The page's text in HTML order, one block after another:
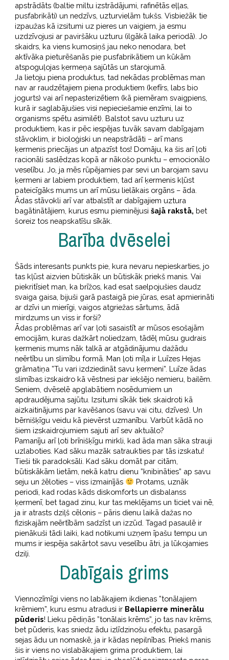
apstrādāts (baltie miltu izstrādājumi, rafinētās eļļas,
pusfabrikāti) un nedzīvs, uzturvielām tukšs. Visbiežāk tie
izpaužas kā izsitumi uz pieres un vaigiem, ja esmu
uzdzīvojusi ar paviršāku uzturu (ilgākā laika periodā). Jo
skaidrs, ka viens kumosiņš jau neko nenodara, bet
aktīvāka pieturēšanās pie pusfabrikātiem un kūkām
atspoguļojas ķermeņa sajūtās un starojumā.
Ja lietoju piena produktus, tad nekādas problēmas man
nav ar raudzētajiem piena produktiem (kefīrs, labs bio
jogurts) vai arī nepasterizētiem (kā piemēram svaigpiens,
kurā ir saglabājušies visi nepieciešamie enzīmi, lai to
organisms spētu asimilēt). Balstot savu uzturu uz
produktiem, kas ir pēc iespējas tuvāk savam dabīgajam
stāvoklim, ir bioloģiski un neapstrādāti – arī mans
ķermenis priecājas un atpazīst tos! Domāju, ka šis arī ļoti
racionāli saslēdzas kopā ar nākošo punktu – emocionālo
veselību. Jo, ja mēs rūpējamies par sevi un barojam savu
ķermeni ar labiem produktiem, tad arī ķermenis kļūst
pateicīgāks mums un arī mūsu lielākais orgāns – āda.
Ādas stāvokli arī var atbalstīt ar dabīgajiem uztura
bagātinātājiem, kurus esmu pieminējusi šajā rakstā, bet
šoreiz tos neapskatīšu sīkāk.
Barība dvēselei
Šāds interesants punkts pie, kura nevaru nepieskarties, jo
tas kļūst aizvien būtiskāk un būtiskāk priekš manis. Vai
piekritīsiet man, ka brīžos, kad esat saelpojušies daudz
svaiga gaisa, bijuši garā pastaigā pie jūras, esat apmierināti
ar dzīvi un mierīgi, vaigos atgriežas sārtums, ādā
mirdzums un viss ir forši?
Ādas problēmas arī var ļoti sasaistīt ar mūsos esošajām
emocijām, kuras dažkārt noliedzam, tādēļ mūsu gudrais
ķermenis mums nāk talkā ar atgādinājumu dažādu
neērtību un slimību formā. Man ļoti mīļa ir Luīzes Hejas
grāmatiņa ”Tu vari izdziedināt savu ķermeni”. Luīze ādas
slimības izskaidro kā vēstnesi par iekšējo nemieru, bailēm.
Seniem, dvēselē apglabātiem nosēdumiem un
apdraudējuma sajūtu. Izsitumi sīkāk tiek skaidroti kā
aizkaitinājums par kavēšanos (savu vai citu, dzīves). Un
bērnišķīgu veidu kā pievērst uzmanību. Varbūt kādā no
šiem izskaidrojumiem sajuti arī sev aktuālo?
Pamanīju arī ļoti brīnišķīgu mirkli, kad āda man sāka strauji
uzlaboties. Kad sāku mazāk satraukties par tās izskatu!
Tieši tik paradoksāli. Kad sāku domāt par citām,
būtiskākām lietām, nekā katru dienu ”knibināties” ap savu
seju un žēloties – viss izmainījās
Protams, uznāk
periodi, kad rodas kāds diskomforts un disbalanss
ķermenī, bet tagad zinu, kur tas meklējams un ticiet vai nē,
ja ir atrasts dziļš cēlonis – pāris dienu laikā dažas no
fiziskajām neērtībām sadzīst un izzūd. Tagad pasaulē ir
pienākuši tādi laiki, kad notikumi uzņem īpašu tempu un
mums ir iespēja sakārtot savu veselību ātri, ja lūkojamies
dziļi.
Dabīgais grims
Viennozīmīgi viens no labākajiem ikdienas ”tonālajiem
krēmiem”, kuru esmu atradusi ir Bellapierre minerālu
pūderis! Lieku pēdiņās ”tonālais krēms”, jo tas nav krēms,
bet pūderis, kas sniedz ādu izlīdzinošu efektu, pasargā
sejas ādu un nomaskē, ja ir kādas nepilnības. Priekš manis
šis ir viens no vislabākajiem grima produktiem, lai